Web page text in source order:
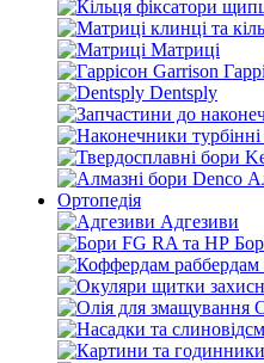
Матриці
Dentsply
Ортопедія
Адгезиви